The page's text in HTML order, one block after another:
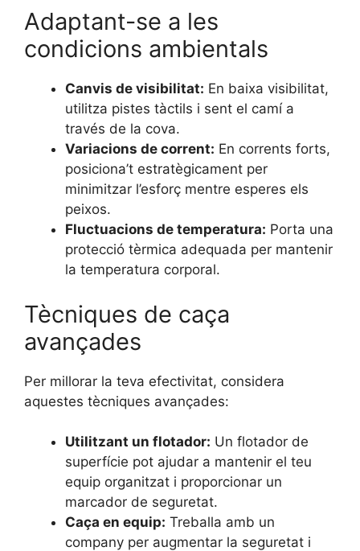
Adaptant-se a les
condicions ambientals
Canvis de visibilitat: En baixa visibilitat,
utilitza pistes tàctils i sent el camí a
través de la cova.
Variacions de corrent: En corrents forts,
posiciona’t estratègicament per
minimitzar l’esforç mentre esperes els
peixos.
Fluctuacions de temperatura: Porta una
protecció tèrmica adequada per mantenir
la temperatura corporal.
Tècniques de caça
avançades
Per millorar la teva efectivitat, considera
aquestes tècniques avançades:
Utilitzant un flotador: Un flotador de
superfície pot ajudar a mantenir el teu
equip organitzat i proporcionar un
marcador de seguretat.
Caça en equip: Treballa amb un
company per augmentar la seguretat i